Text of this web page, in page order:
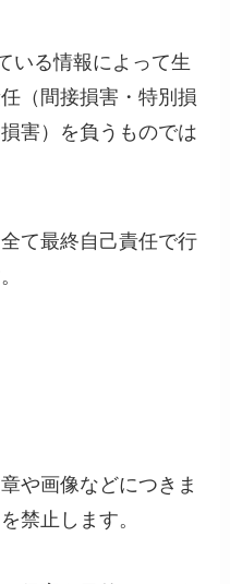
いる情報によって生
（間接損害・特別損
害）を負うものでは
て最終自己責任で行
や画像などにつきま
禁止します。